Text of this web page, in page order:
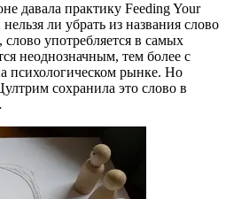
давала практику Feeding Your
ли убрать из названия слово
употребляется в самых
неоднозначным, тем более с
психологическом рынке. Но
сохранила это слово в